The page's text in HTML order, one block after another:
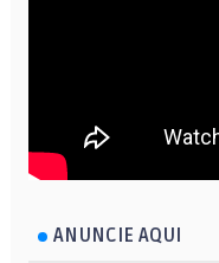
ANUNCIE AQUI